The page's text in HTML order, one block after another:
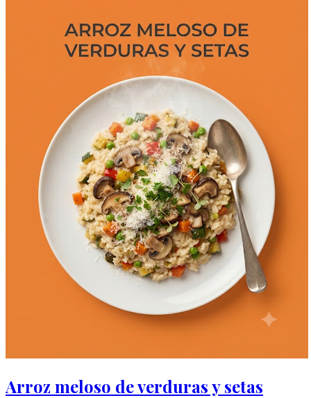
Arroz meloso de verduras y setas